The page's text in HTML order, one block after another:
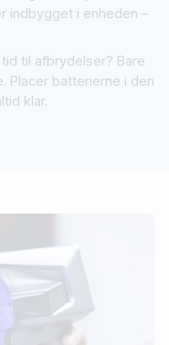
indbygget i enheden –
tid til afbrydelser? Bare
Placer batterierne i den
klar.